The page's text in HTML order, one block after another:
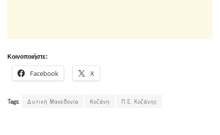
Κοινοποιήστε:
Facebook X
Tags: Δυτική Μακεδονία Κοζάνη Π.Ε. Κοζάνης